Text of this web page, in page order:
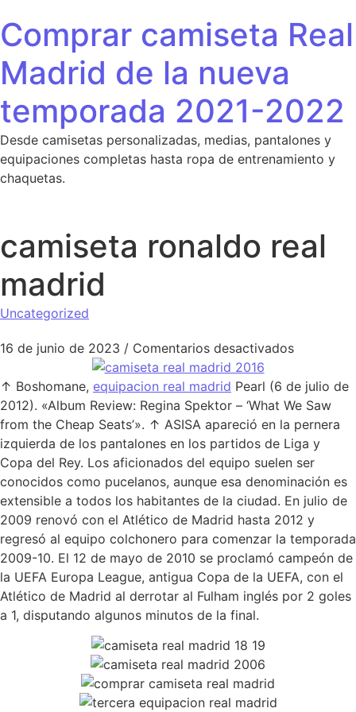
Comprar camiseta Real
Madrid de la nueva
temporada 2021-2022
Desde camisetas personalizadas, medias, pantalones y
equipaciones completas hasta ropa de entrenamiento y
chaquetas.
camiseta ronaldo real
madrid
Uncategorized
16 de junio de 2023 / Comentarios desactivadosen
↑ Boshomane, equipacion real madrid Pearl (6 de julio de
2012). «Album Review: Regina Spektor – ‘What We Saw
from the Cheap Seats’». ↑ ASISA apareció en la pernera
izquierda de los pantalones en los partidos de Liga y
Copa del Rey. Los aficionados del equipo suelen ser
conocidos como pucelanos, aunque esa denominación es
extensible a todos los habitantes de la ciudad. En julio de
2009 renovó con el Atlético de Madrid hasta 2012 y
regresó al equipo colchonero para comenzar la temporada
2009-10. El 12 de mayo de 2010 se proclamó campeón de
la UEFA Europa League, antigua Copa de la UEFA, con el
Atlético de Madrid al derrotar al Fulham inglés por 2 goles
a 1, disputando algunos minutos de la final.